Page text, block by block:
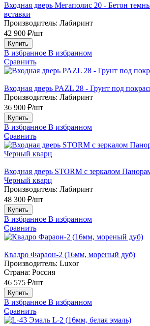
Входная дверь Мегаполис 20 - Бетон
вставки
Производитель: Лабиринт
42 900 ₽/шт
Купить
В избранное В избранном
Сравнить
Входная дверь PAZL 28 - Грунт под
Производитель: Лабиринт
36 900 ₽/шт
Купить
В избранное В избранном
Сравнить
Входная дверь STORM с зеркалом
Черный кварц
Производитель: Лабиринт
48 300 ₽/шт
Купить
В избранное В избранном
Сравнить
Квадро Фараон-2 (16мм, мореный дуб)
Производитель: Luxor
Страна: Россия
46 575 ₽/шт
Купить
В избранное В избранном
Сравнить